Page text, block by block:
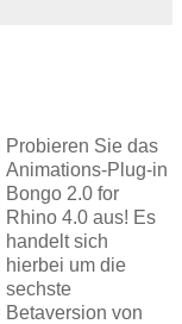
Probieren Sie das
Animations-Plug-in
Bongo 2.0 for
Rhino 4.0 aus! Es
handelt sich
hierbei um die
sechste
Betaversion von